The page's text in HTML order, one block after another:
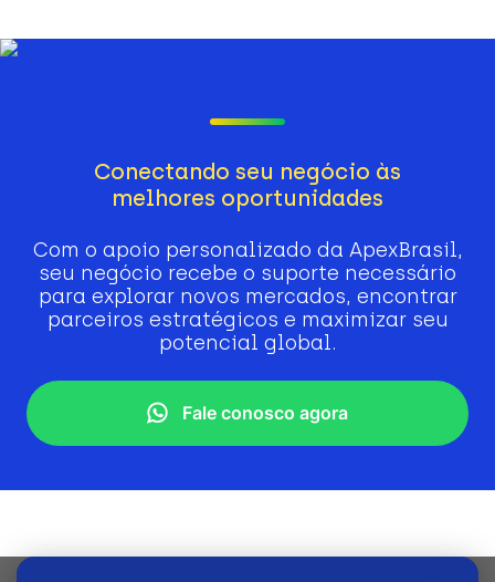
Conectando seu negócio às
melhores oportunidades
Com o apoio personalizado da ApexBrasil,
seu negócio recebe o suporte necessário
para explorar novos mercados, encontrar
parceiros estratégicos e maximizar seu
potencial global.
Fale conosco agora